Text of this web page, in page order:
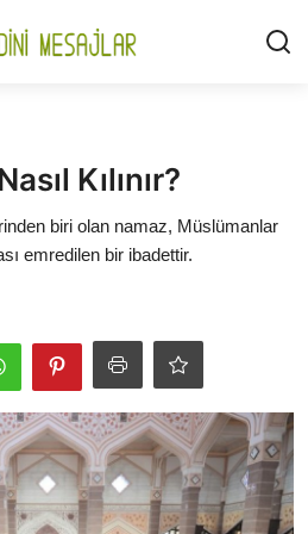
Kılınır?
biri olan namaz, Müslümanlar
emredilen bir ibadettir.